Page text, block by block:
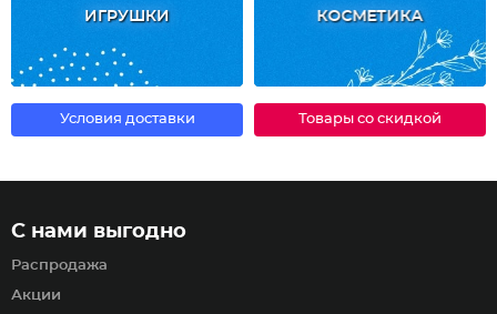
ИГРУШКИ КОСМЕТИКА
Условия доставки Товары со скидкой
С нами выгодно
Распродажа
Акции